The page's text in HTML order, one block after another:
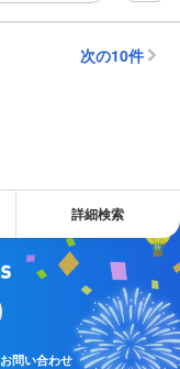
次の10件
詳細検索
お問い合わせ